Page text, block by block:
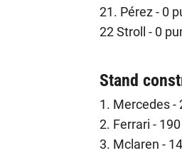
21. Pérez - 0
22 Stroll - 0
Stand
1. Mercedes -
2. Ferrari -
3. Mclaren -